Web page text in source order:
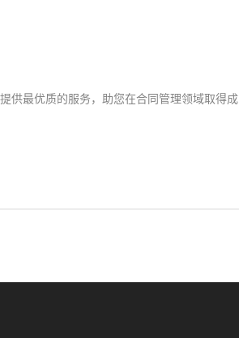
供最优质的服务，助您在合同管理领域取得成